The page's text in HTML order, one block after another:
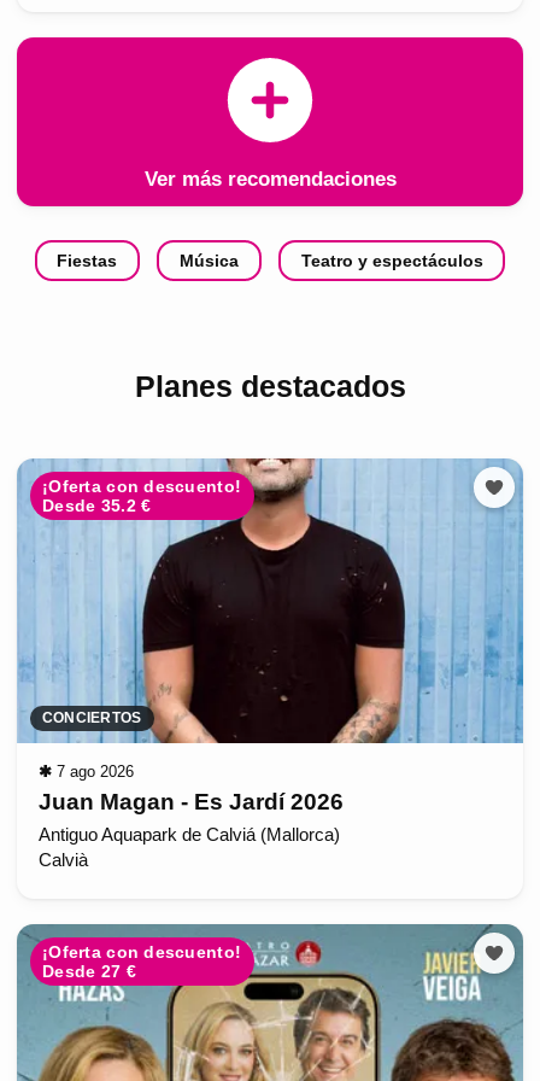
Ver más recomendaciones
Fiestas Música Teatro y espectáculos
Planes destacados
¡Oferta con descuento!
Desde 35.2 €
CONCIERTOS
✱ 7 ago 2026
Juan Magan - Es Jardí 2026
Antiguo Aquapark de Calviá (Mallorca)
Calvià
¡Oferta con descuento!
Desde 27 €